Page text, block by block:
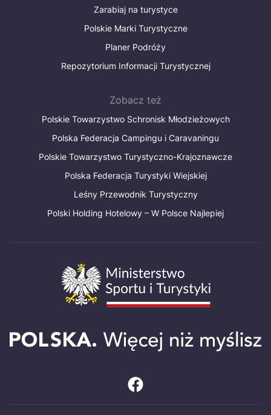
Zarabiaj na turystyce
Polskie Marki Turystyczne
Planer Podróży
Repozytorium Informacji Turystycznej
Zobacz też
Polskie Towarzystwo Schronisk Młodzieżowych
Polska Federacja Campingu i Caravaningu
Polskie Towarzystwo Turystyczno-Krajoznawcze
Polska Federacja Turystyki Wiejskiej
Leśny Przewodnik Turystyczny
Polski Holding Hotelowy – W Polsce Najlepiej